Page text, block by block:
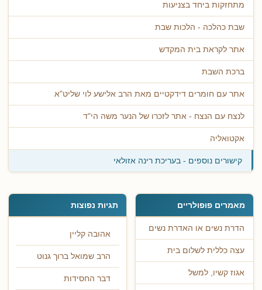
מתחזקות ביחד בצניעות
שבת כהלכה - הלכות שבת
אתר לקראת בית המקדש
ברכת השבת
אתר עם חומרים דידקטיים מאת הרב אלישע לוי שליט"א
לנצח עם הנצח - אתר לזכרו של הנער משה הי"ד
אקטואליה
קישורים נוספים - בעריכת רינה אזולאי
מאמרים פופולריים
הדרת נשים או האדרת נשים
עצה כללית לשלום בית
אגוז קשיו, למשל
תגיות נפוצות
אהובה קליין
הרב שמואל ברוך גנוט
דבר החסידות